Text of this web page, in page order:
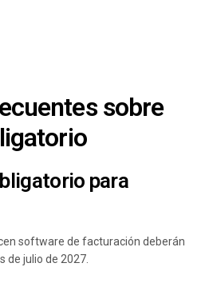
sobre
para
software de facturación deberán
de julio de 2027.